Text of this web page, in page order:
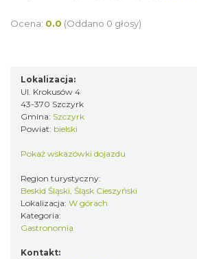
Ocena: 0.0 (Oddano 0 głosy)
Lokalizacja:
Ul. Krokusów 4
43-370 Szczyrk
Gmina: Szczyrk
Powiat: bielski
Pokaż wskazówki dojazdu
Region turystyczny:
Beskid Śląski, Śląsk Cieszyński
Lokalizacja: W górach
Kategoria:
Gastronomia
Kontakt: